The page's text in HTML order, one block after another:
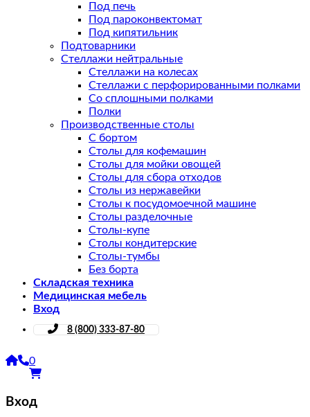
Под печь
Под пароконвектомат
Под кипятильник
Подтоварники
Стеллажи нейтральные
Стеллажи на колесах
Стеллажи с перфорированными полками
Со сплошными полками
Полки
Производственные столы
С бортом
Столы для кофемашин
Столы для мойки овощей
Столы для сбора отходов
Столы из нержавейки
Столы к посудомоечной машине
Столы разделочные
Столы-купе
Столы кондитерские
Столы-тумбы
Без борта
Складская техника
Медицинская мебель
Вход
8 (800) 333-87-80
0
Вход